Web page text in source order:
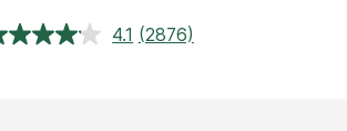
4.1 レ
(2876)